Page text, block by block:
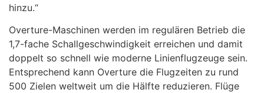
hinzu.“
Overture-Maschinen werden im regulären Betrieb die
1,7-fache Schallgeschwindigkeit erreichen und damit
doppelt so schnell wie moderne Linienflugzeuge sein.
Entsprechend kann Overture die Flugzeiten zu rund
500 Zielen weltweit um die Hälfte reduzieren. Flüge